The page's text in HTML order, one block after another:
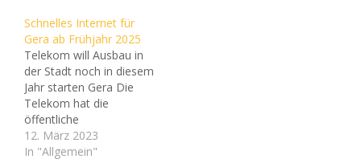
Schnelles Internet für
Gera ab Frühjahr 2025
Telekom will Ausbau in
der Stadt noch in diesem
Jahr starten Gera Die
Telekom hat die
öffentliche
Ausschreibung für den
Internet-Ausbau in Gera
12. März 2023
In "Allgemein"